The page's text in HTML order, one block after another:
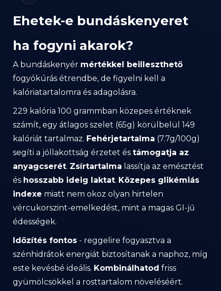
Ehetek-e bundáskenyeret
ha fogyni akarok?
A bundáskenyér mértékkel beilleszthető
fogyókúrás étrendbe, de figyelni kell a
kalóriatartalomra és adagolásra.
229 kalória 100 grammban közepes értéknek
számít, egy átlagos szelet (65g) körülbelül 149
kalóriát tartalmaz. Fehérjetartalma (7.7g/100g)
segíti a jóllakottság érzetet és támogatja az
anyagcserét. Zsírtartalma lassítja az emésztést
és hosszabb ideig laktat. Közepes glikémiás
indexe miatt nem okoz olyan hirtelen
vércukorszint-emelkedést, mint a magas GI-jű
édességek.
Időzítés fontos - reggelire fogyasztva a
szénhidrátok energiát biztosítanak a naphoz, míg
este kevésbé ideális. Kombinálhatod friss
gyümölcsökkel a rosttartalom növeléséért.